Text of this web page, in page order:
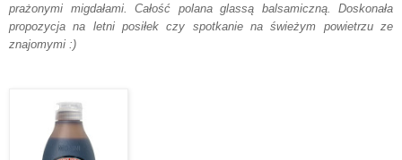
prażonymi migdałami. Całość polana glassą balsamiczną. Doskonała
propozycja na letni posiłek czy spotkanie na świeżym powietrzu ze
znajomymi :)